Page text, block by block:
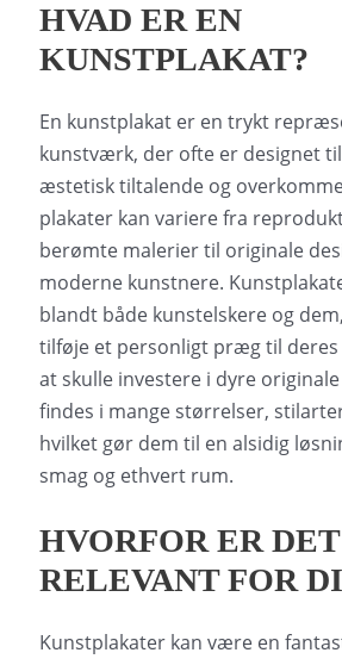
HVAD ER EN
KUNSTPLAKAT?
En kunstplakat er en trykt
kunstværk, der ofte er designet
æstetisk tiltalende og
plakater kan variere fra
berømte malerier til originale
moderne kunstnere.
blandt både kunstelskere og
tilføje et personligt præg til
at skulle investere i dyre
findes i mange størrelser,
hvilket gør dem til en alsidig
smag og ethvert rum.
HVORFOR ER DET
RELEVANT FOR
Kunstplakater kan være en